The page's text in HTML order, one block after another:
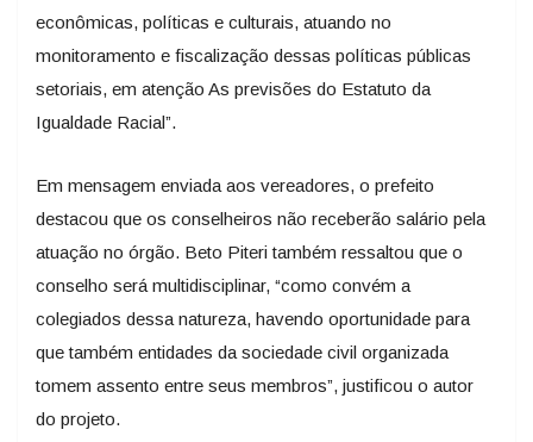
econômicas, políticas e culturais, atuando no
monitoramento e fiscalização dessas políticas públicas
setoriais, em atenção As previsões do Estatuto da
Igualdade Racial”.
Em mensagem enviada aos vereadores, o prefeito
destacou que os conselheiros não receberão salário pela
atuação no órgão. Beto Piteri também ressaltou que o
conselho será multidisciplinar, “como convém a
colegiados dessa natureza, havendo oportunidade para
que também entidades da sociedade civil organizada
tomem assento entre seus membros”, justificou o autor
do projeto.